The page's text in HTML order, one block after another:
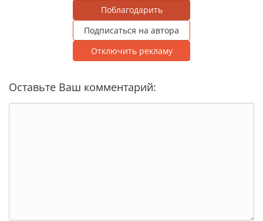
Поблагодарить
Подписаться на автора
Отключить рекламу
Оставьте Ваш комментарий: